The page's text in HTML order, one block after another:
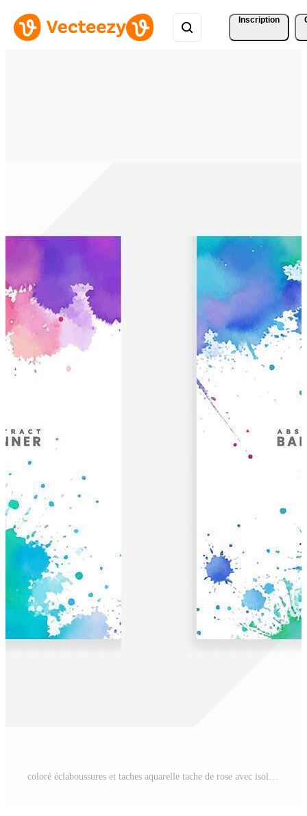
Inscription
coloré éclaboussures et taches aquarelle tache de rose avec isolé écarlate place Contexte bannières ensemble Vecteur Gratuit